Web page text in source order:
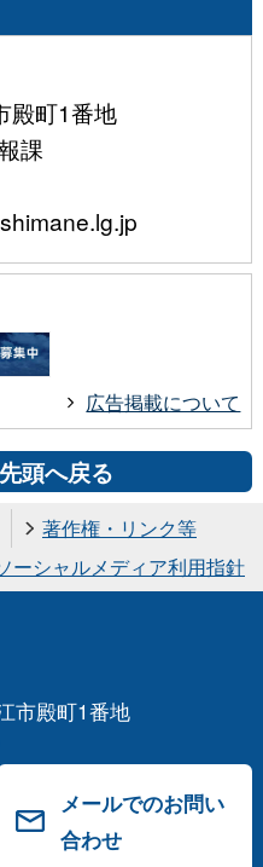
殿町1番地
課
広告掲載について
頭へ戻る
著作権・リンク等
ーシャルメディア利用指針
市殿町1番地
メールでのお問い
合わせ